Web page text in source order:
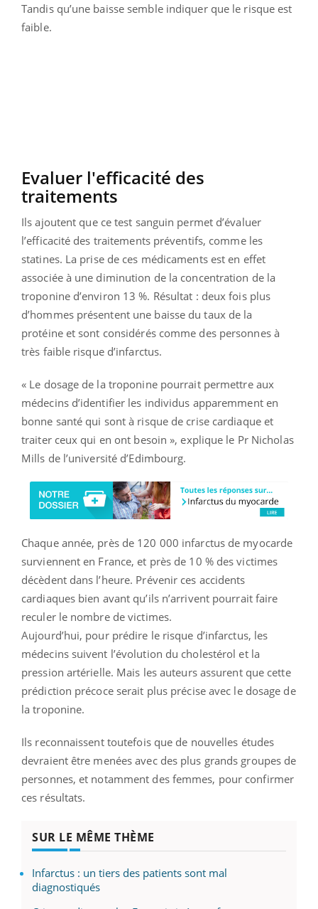
Tandis qu’une baisse semble indiquer que le risque est
faible.
Evaluer l'efficacité des
traitements
Ils ajoutent que ce test sanguin permet d’évaluer
l’efficacité des traitements préventifs, comme les
statines. La prise de ces médicaments est en effet
associée à une diminution de la concentration de la
troponine d’environ 13 %. Résultat : deux fois plus
d’hommes présentent une baisse du taux de la
protéine et sont considérés comme des personnes à
très faible risque d’infarctus.
« Le dosage de la troponine pourrait permettre aux
médecins d’identifier les individus apparemment en
bonne santé qui sont à risque de crise cardiaque et
traiter ceux qui en ont besoin », explique le Pr Nicholas
Mills de l’université d’Edimbourg.
Chaque année, près de 120 000 infarctus de myocarde
surviennent en France, et près de 10 % des victimes
décèdent dans l’heure. Prévenir ces accidents
cardiaques bien avant qu’ils n’arrivent pourrait faire
reculer le nombre de victimes.
Aujourd’hui, pour prédire le risque d’infarctus, les
médecins suivent l’évolution du cholestérol et la
pression artérielle. Mais les auteurs assurent que cette
prédiction précoce serait plus précise avec le dosage de
la troponine.
Ils reconnaissent toutefois que de nouvelles études
devraient être menées avec des plus grands groupes de
personnes, et notamment des femmes, pour confirmer
ces résultats.
SUR LE MÊME THÈME
Infarctus : un tiers des patients sont mal
diagnostiqués